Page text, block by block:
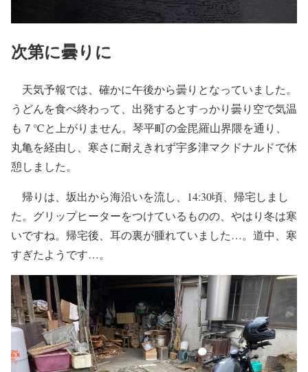
次第に曇りに
天気予報では、確かに午後から曇りとなっていました。
うどんを食べ終わって、出発するとすっかり曇り空で気温
も７℃と上がりません。琴平町の金毘羅山界隈を通り、
丸亀を経由し、寒さに耐えきれず宇多津マクドナルドで休
憩しました。
帰りは、坂出から海沿いを流し、14:30頃、帰宅しまし
た。グリップヒーターをつけているものの、やはり冬は寒
いですね。帰宅後、耳の裏が腫れていました…。道中、寒
すぎたようです…。